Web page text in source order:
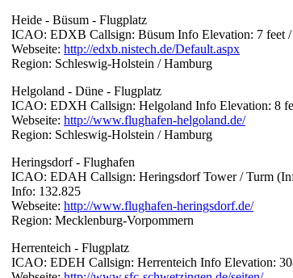
Heide - Büsum - Flugplatz
ICAO: EDXB Callsign: Büsum Info Elevation: 7 feet
Webseite: http://edxb.nistech.de/Default.aspx
Region: Schleswig-Holstein / Hamburg
Helgoland - Düne - Flugplatz
ICAO: EDXH Callsign: Helgoland Info Elevation: 8
Webseite: http://www.flughafen-helgoland.de/
Region: Schleswig-Holstein / Hamburg
Heringsdorf - Flughafen
ICAO: EDAH Callsign: Heringsdorf Tower / Turm
Info: 132.825
Webseite: http://www.flughafen-heringsdorf.de/
Region: Mecklenburg-Vorpommern
Herrenteich - Flugplatz
ICAO: EDEH Callsign: Herrenteich Info Elevation: